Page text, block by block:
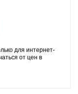
для интернет-
от цен в